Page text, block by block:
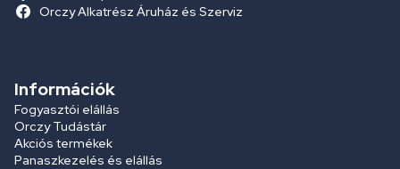
Orczy Alkatrész Áruház és Szerviz
Információk
Fogyasztói elállás
Orczy Tudástár
Akciós termékek
Panaszkezelés és elállás